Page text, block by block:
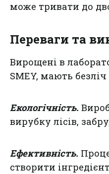
може тривати до
Переваги та
Вирощені в
SMEY, мають безліч
Екологічність.
вирубку лісів,
Ефективність.
створити